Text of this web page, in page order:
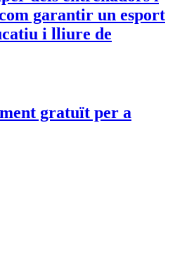
garantir un esport
i lliure de
gratuït per a